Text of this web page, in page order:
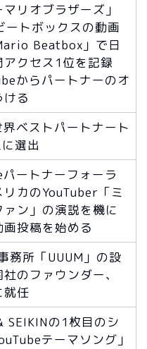
マリオブラザーズ」
ートボックスの動画
Beatbox」で日
クセス1位を記録
からパートナーのオ
る
界ベストパートナート
選出
パートナーフォーラ
リカのYouTuber「ミ
ァン」の演説を機に
投稿を始める
務所「UUUM」の設
のファウンダー、
就任
SEIKINの1枚目のシ
テーマソング」